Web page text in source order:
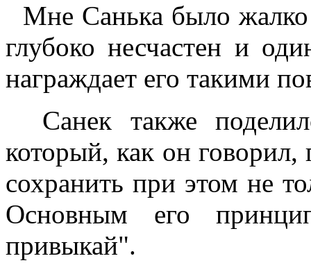
Мне Санька было
глубоко несчастен и
награждает его такими
Санек также
который, как он
сохранить при этом не
Основным его
привыкай".